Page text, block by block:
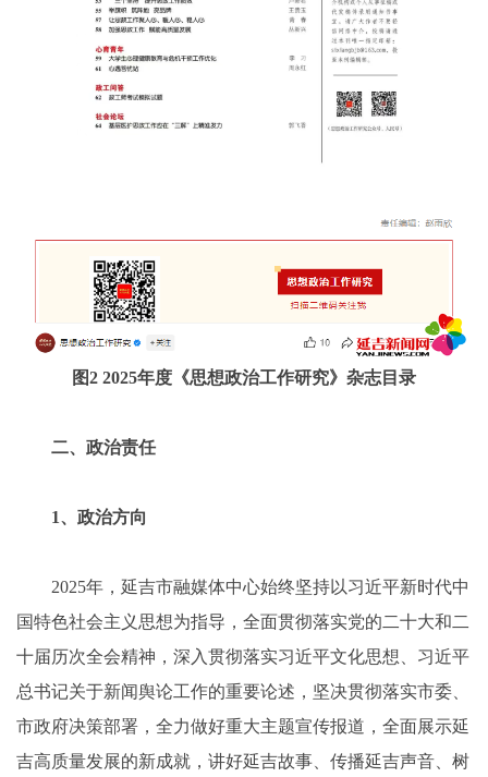
图2 2025年度《思想政治工作研究》杂志目录
二、政治责任
1、政治方向
2025年，延吉市融媒体中心始终坚持以习近平新时代中
国特色社会主义思想为指导，全面贯彻落实党的二十大和二
十届历次全会精神，深入贯彻落实习近平文化思想、习近平
总书记关于新闻舆论工作的重要论述，坚决贯彻落实市委、
市政府决策部署，全力做好重大主题宣传报道，全面展示延
吉高质量发展的新成就，讲好延吉故事、传播延吉声音、树